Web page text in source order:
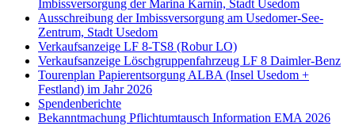
Imbissversorgung der Marina Karnin, Stadt Usedom
Ausschreibung der Imbissversorgung am Usedomer-See-
Zentrum, Stadt Usedom
Verkaufsanzeige LF 8-TS8 (Robur LO)
Verkaufsanzeige Löschgruppenfahrzeug LF 8 Daimler-Benz
Tourenplan Papierentsorgung ALBA (Insel Usedom +
Festland) im Jahr 2026
Spendenberichte
Bekanntmachung Pflichtumtausch Information EMA 2026